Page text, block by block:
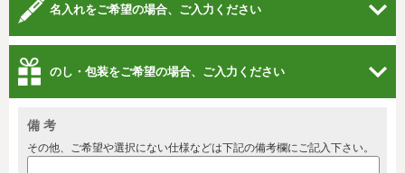
名入れをご希望の場合、ご入力ください
のし・包装をご希望の場合、ご入力ください
備 考
その他、ご希望や選択にない仕様などは下記の備考欄にご記入下さい。